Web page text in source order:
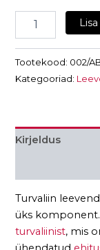
Tootekood: 002/
Kategooriad:
Kirjeldus
Turvaliin
üks
turvaliinist, mis